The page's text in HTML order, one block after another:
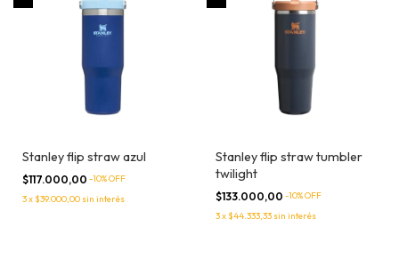
Stanley flip straw azul
$117.000,00 -10% OFF
3x$39.000,00 sin interés
Stanley flip straw tumbler
twilight
$133.000,00 -10% OFF
3x$44.333,33 sin interés